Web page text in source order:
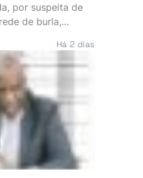
por suspeita de
de burla,
esquema que
de 40 mil euros
kwanzas. O
sustentava
marcada por
telemóveis
Há 2 dias